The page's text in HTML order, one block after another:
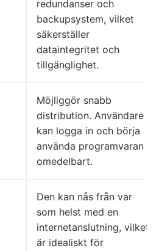
redundanser och
backupsystem, vilket
säkerställer
dataintegritet och
tillgänglighet.
Möjliggör snabb
distribution. Användare
kan logga in och börja
använda programvaran
omedelbart.
Den kan nås från var
som helst med en
internetanslutning, vilket
är idealiskt för